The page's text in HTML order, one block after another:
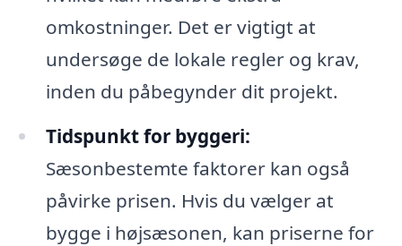
omkostninger. Det er vigtigt at
undersøge de lokale regler og krav,
inden du påbegynder dit projekt.
Tidspunkt for byggeri:
Sæsonbestemte faktorer kan også
påvirke prisen. Hvis du vælger at
bygge i højsæsonen, kan priserne for